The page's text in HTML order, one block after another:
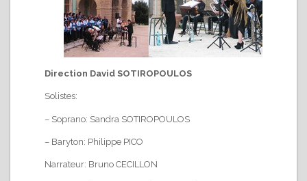
Direction David SOTIROPOULOS
Solistes:
– Soprano: Sandra SOTIROPOULOS
– Baryton: Philippe PICO
Narrateur: Bruno CECILLON